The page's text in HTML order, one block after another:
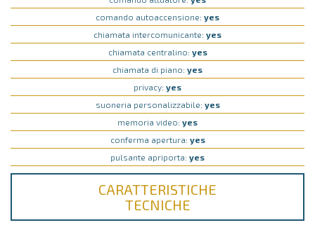
comando autoaccensione: yes
chiamata intercomunicante: yes
chiamata centralino: yes
chiamata di piano: yes
privacy: yes
suoneria personalizzabile: yes
memoria video: yes
conferma apertura: yes
pulsante apriporta: yes
CARATTERISTICHE
TECNICHE